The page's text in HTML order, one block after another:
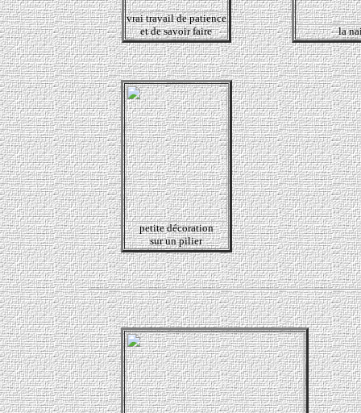
vrai travail de patience
et de savoir faire
la
petite décoration
sur un pilier